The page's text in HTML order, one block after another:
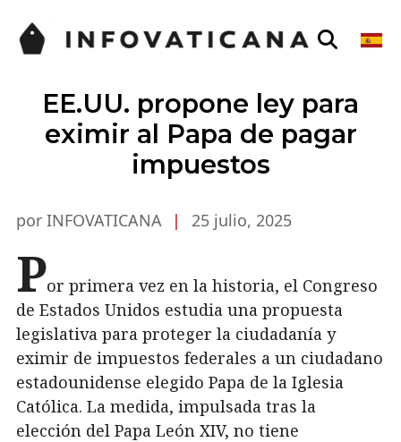
EE.UU. propone ley para
eximir al Papa de pagar
impuestos
por INFOVATICANA | 25 julio, 2025
Por primera vez en la historia, el Congreso
de Estados Unidos estudia una propuesta
legislativa para proteger la ciudadanía y
eximir de impuestos federales a un ciudadano
estadounidense elegido Papa de la Iglesia
Católica. La medida, impulsada tras la
elección del Papa León XIV, no tiene